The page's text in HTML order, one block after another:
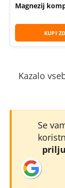
Magnezij
KUPI
Kazalo
Se